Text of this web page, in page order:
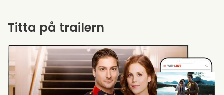
Titta på trailern